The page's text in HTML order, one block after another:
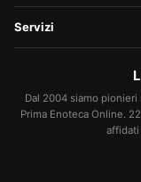
Servizi
Dal 2004 siamo
Prima Enoteca Online.
affidati